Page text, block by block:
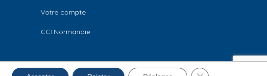
Votre compte
CCI Normandie
Fermer la bannière